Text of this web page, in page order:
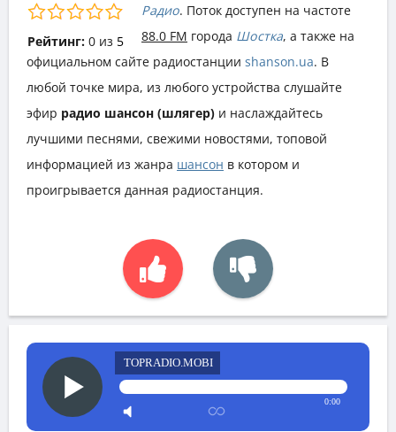
Рейтинг: 0из 5
Радио. Поток доступен на частоте
88.0 FM города Шостка, а также на
официальном сайте радиостанции shanson.ua. В
любой точке мира, из любого устройства слушайте
эфир радио шансон (шлягер) и наслаждайтесь
лучшими песнями, свежими новостями, топовой
информацией из жанра шансон в котором и
проигрывается данная радиостанция.
TOPRADIO.MOBI
0:00